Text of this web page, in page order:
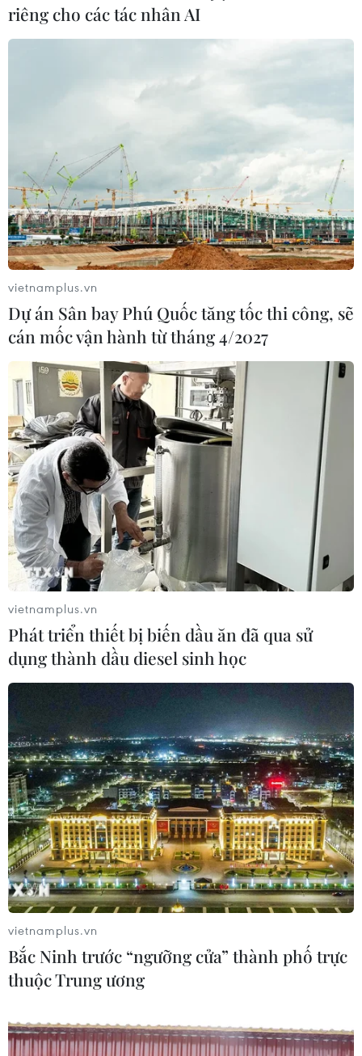
riêng cho các tác nhân AI
vietnamplus.vn
Dự án Sân bay Phú Quốc tăng tốc thi công, sẽ
cán mốc vận hành từ tháng 4/2027
vietnamplus.vn
Phát triển thiết bị biến dầu ăn đã qua sử
dụng thành dầu diesel sinh học
vietnamplus.vn
Bắc Ninh trước “ngưỡng cửa” thành phố trực
thuộc Trung ương